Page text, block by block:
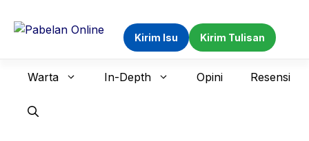
Kirim Isu Kirim Tulisan
Warta In-Depth Opini Resensi